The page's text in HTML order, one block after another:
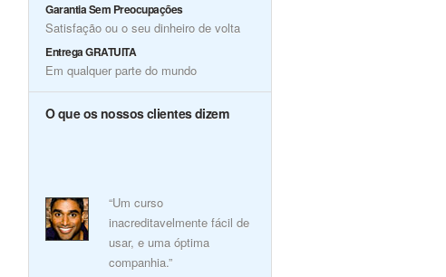
Garantia Sem Preocupações
Satisfação ou o seu dinheiro de volta
Entrega GRATUITA
Em qualquer parte do mundo
O que os nossos clientes dizem
“Um curso
inacreditavelmente fácil de
usar, e uma óptima
companhia.”